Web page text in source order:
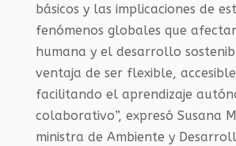
básicos y las implicaciones de
fenómenos globales que
humana y el desarrollo
ventaja de ser flexible,
facilitando el aprendizaje
colaborativo”, expresó Susana
ministra de Ambiente y